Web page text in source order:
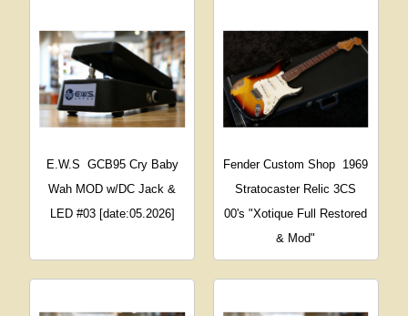
E.W.S GCB95 Cry Baby
Wah MOD w/DC Jack &
LED #03 [date:05.2026]
Fender Custom Shop 1969
Stratocaster Relic 3CS
00's "Xotique Full Restored
& Mod"